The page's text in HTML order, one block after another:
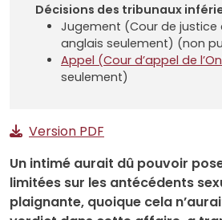
Décisions des tribunaux
Jugement (Cour de justice
anglais seulement) (non
Appel (Cour d’appel de
seulement)
Sommaire de la Cause
Version PDF
Un intimé aurait dû pouvoir
limitées sur les antécédents
plaignante, quoique cela